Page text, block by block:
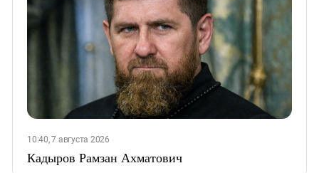
10:40, 7 августа 2026
Кадыров Рамзан Ахматович